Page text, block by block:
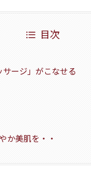
目次
ージ」がこなせる
か美肌を・・